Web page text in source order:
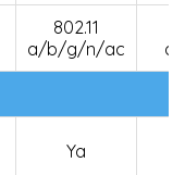
802.11
a/b/g/n/ac
Ya